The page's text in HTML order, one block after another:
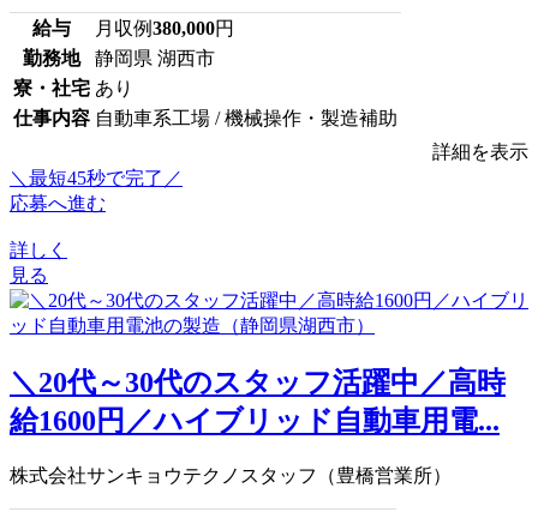
給与 月収例380,000円
勤務地
静岡県 湖西市
寮・社宅 あり
仕事内容 自動車系工場 / 機械操作・製造補助
詳細を表示
＼最短45秒で完了／
応募へ進む
詳しく
見る
＼20代～30代のスタッフ活躍中／高時
給1600円／ハイブリッド自動車用電...
株式会社サンキョウテクノスタッフ（豊橋営業所）